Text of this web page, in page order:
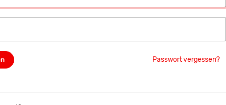
Passwort vergessen?